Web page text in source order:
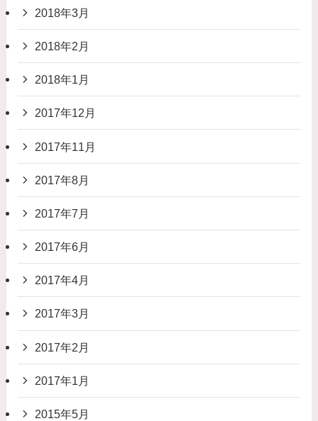
2018年3月
2018年2月
2018年1月
2017年12月
2017年11月
2017年8月
2017年7月
2017年6月
2017年4月
2017年3月
2017年2月
2017年1月
2015年5月